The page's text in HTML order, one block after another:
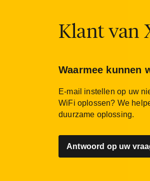
Klant van
Waarmee kunnen
E-mail instellen op uw
WiFi oplossen? We
duurzame oplossing.
Antwoord op uw